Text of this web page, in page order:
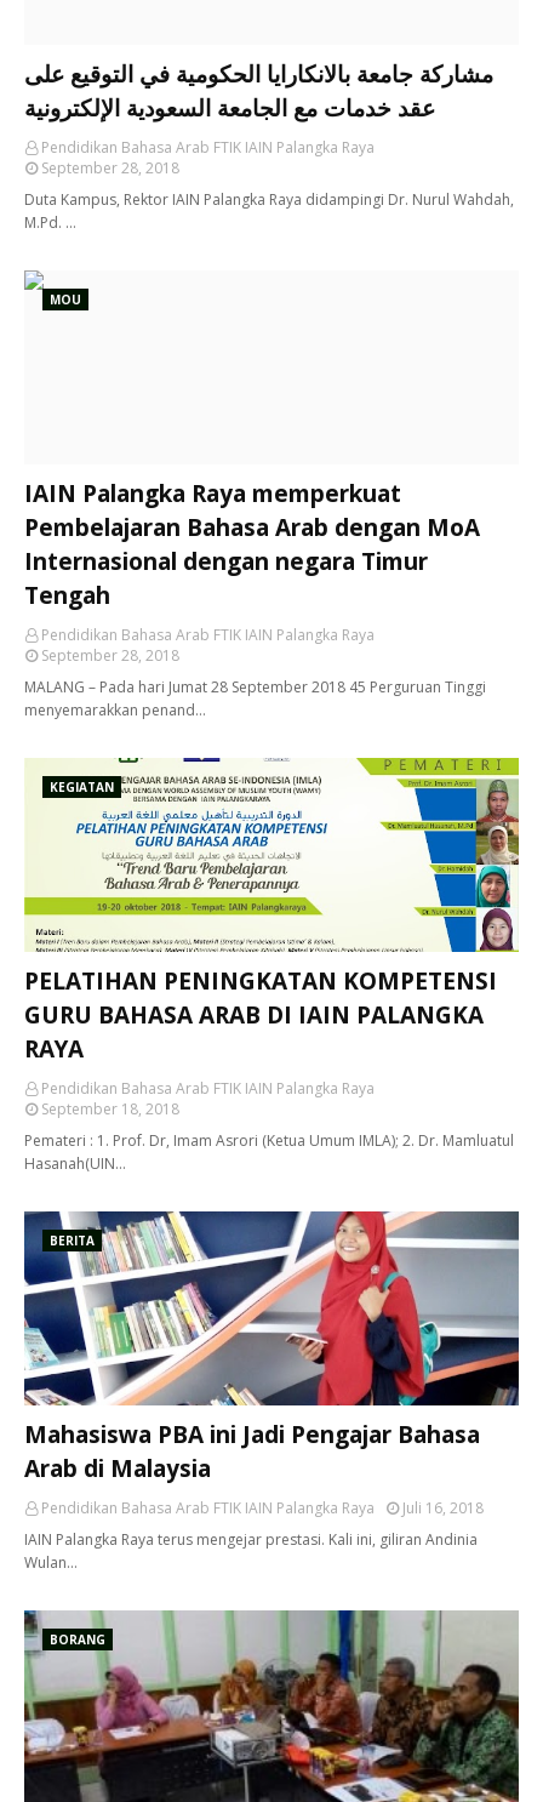
مشاركة جامعة بالانكارايا الحكومية في التوقيع على
عقد خدمات مع الجامعة السعودية الإلكترونية
Pendidikan Bahasa Arab FTIK IAIN Palangka Raya
September 28, 2018
Duta Kampus, Rektor IAIN Palangka Raya didampingi Dr. Nurul Wahdah,
M.Pd. …
MOU
IAIN Palangka Raya memperkuat
Pembelajaran Bahasa Arab dengan MoA
Internasional dengan negara Timur
Tengah
Pendidikan Bahasa Arab FTIK IAIN Palangka Raya
September 28, 2018
MALANG – Pada hari Jumat 28 September 2018 45 Perguruan Tinggi
menyemarakkan penand…
KEGIATAN
PELATIHAN PENINGKATAN KOMPETENSI
GURU BAHASA ARAB DI IAIN PALANGKA
RAYA
Pendidikan Bahasa Arab FTIK IAIN Palangka Raya
September 18, 2018
Pemateri : 1. Prof. Dr, Imam Asrori (Ketua Umum IMLA); 2. Dr. Mamluatul
Hasanah(UIN…
BERITA
Mahasiswa PBA ini Jadi Pengajar Bahasa
Arab di Malaysia
Pendidikan Bahasa Arab FTIK IAIN Palangka Raya
Juli 16, 2018
IAIN Palangka Raya terus mengejar prestasi. Kali ini, giliran Andinia
Wulan…
BORANG